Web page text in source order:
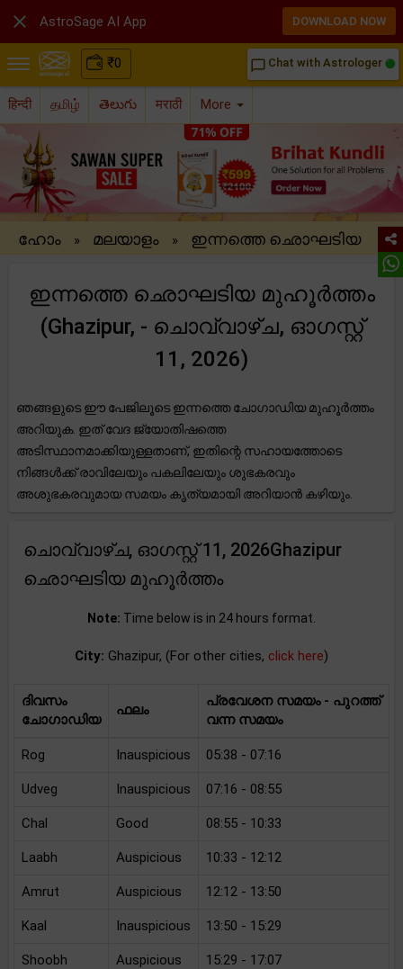
₹0 chat_bubble_outline Chat with Astrologer
हिन्दी தமிழ் తెలుగు मराठी More
ഹോം » മലയാളം » ഇന്നത്തെ ഛൊഘടിയ
ഇന്നത്തെ ഛൊഘടിയ മുഹൂർത്തം
(Ghazipur, - ചൊവ്വാഴ്ച, ഓഗസ്റ്റ്
11, 2026)
ഞങ്ങളുടെ ഈ പേജിലൂടെ ഇന്നത്തെ ചോഗാഡിയ മുഹൂർത്തം
അറിയുക. ഇത് വേദ ജ്യോതിഷത്തെ
അടിസ്ഥാനമാക്കിയുള്ളതാണ്, ഇതിന്റെ സഹായത്തോടെ
നിങ്ങൾക്ക് രാവിലേയും പകലിലേയും ശുഭകരവും
അശുഭകരവുമായ സമയം കൃത്യമായി അറിയാൻ കഴിയും.
ചൊവ്വാഴ്ച, ഓഗസ്റ്റ് 11, 2026Ghazipur
ഛൊഘടിയ മുഹൂർത്തം
Note: Time below is in 24 hours format.
City: Ghazipur, (For other cities, click here)
ദിവസം
ചോഗാഡിയ
ഫലം
പ്രവേശന സമയം - പുറത്ത്
വന്ന സമയം
Rog Inauspicious 05:38 - 07:16
Udveg Inauspicious 07:16 - 08:55
Chal Good 08:55 - 10:33
Laabh Auspicious 10:33 - 12:12
Amrut Auspicious 12:12 - 13:50
Kaal Inauspicious 13:50 - 15:29
Shoobh Auspicious 15:29 - 17:07
 AstroSage AI App DOWNLOAD NOW